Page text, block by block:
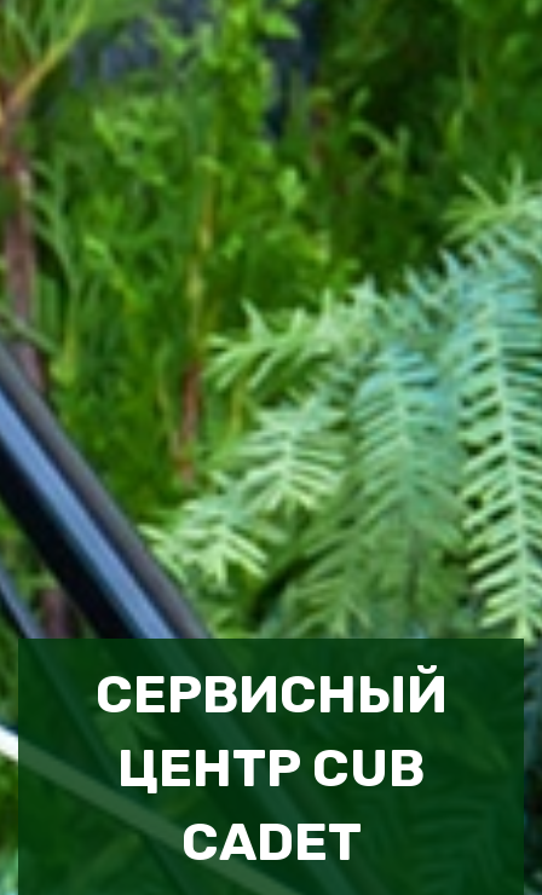
СЕРВИСНЫЙ
ЦЕНТР CUB
CADET